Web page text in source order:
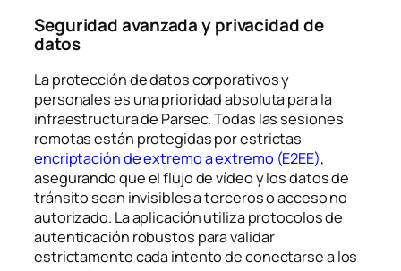
Seguridad avanzada y privacidad de
datos
La protección de datos corporativos y
personales es una prioridad absoluta para la
infraestructura de Parsec. Todas las sesiones
remotas están protegidas por estrictas
encriptación de extremo a extremo (E2EE),
asegurando que el flujo de vídeo y los datos de
tránsito sean invisibles a terceros o acceso no
autorizado. La aplicación utiliza protocolos de
autenticación robustos para validar
estrictamente cada intento de conectarse a los